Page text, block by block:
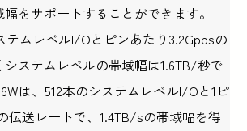
をサポートすることができます。
テムレベルI/Oとピンあたり3.2Gpbsの
ステムレベルの帯域幅は1.6TB/秒で
は、512本のシステムレベルI/Oと1ピ
伝送レートで、1.4TB/sの帯域幅を得